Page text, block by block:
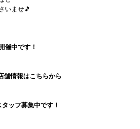
いませ🎵
催中です！
情報はこちらから
ッフ募集中です！